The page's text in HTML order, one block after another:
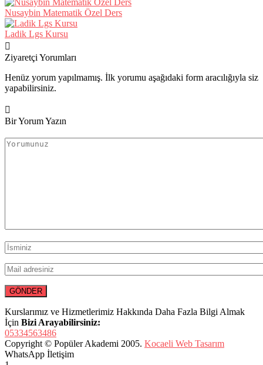
Nusaybin Matematik Özel Ders
Ladik Lgs Kursu
Ziyaretçi Yorumları
Henüz yorum yapılmamış. İlk yorumu aşağıdaki form aracılığıyla siz
yapabilirsiniz.
Bir Yorum Yazın
Kurslarımız ve Hizmetlerimiz Hakkında Daha Fazla Bilgi Almak
İçin Bizi Arayabilirsiniz:
05334563486
Copyright © Popüler Akademi 2005. Kocaeli Web Tasarım
WhatsApp İletişim